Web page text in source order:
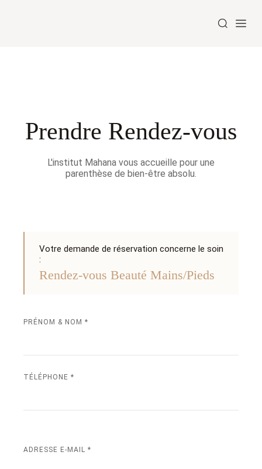
Prendre Rendez-vous
L'institut Mahana vous accueille pour une
parenthèse de bien-être absolu.
Votre demande de réservation concerne le soin
:
Rendez-vous Beauté Mains/Pieds
PRÉNOM & NOM *
TÉLÉPHONE *
ADRESSE E-MAIL *